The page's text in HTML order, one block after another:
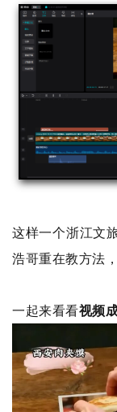
这样一个浙江文
浩哥重在教方法
一起来看看视频